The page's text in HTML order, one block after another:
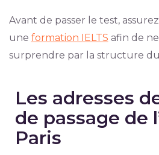
Avant de passer le test,
une formation IELTS afin de
surprendre par la structure
Les adresses
de passage de
Paris